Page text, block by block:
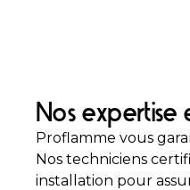
Nos expertise
Proflamme vous
Nos techniciens
installation pour